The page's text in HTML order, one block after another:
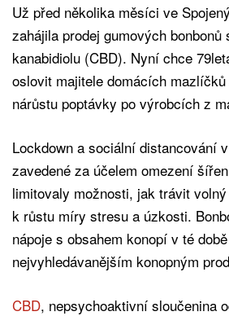
Už před několika měsíci ve
zahájila prodej gumových bonbonů
kanabidiolu (CBD). Nyní chce
oslovit majitele domácích
nárůstu poptávky po výrobcích z
Lockdown a sociální distancování
zavedené za účelem omezení
limitovaly možnosti, jak trávit
k růstu míry stresu a úzkosti.
nápoje s obsahem konopí v té
nejvyhledávanějším konopným
CBD, nepsychoaktivní sloučenina